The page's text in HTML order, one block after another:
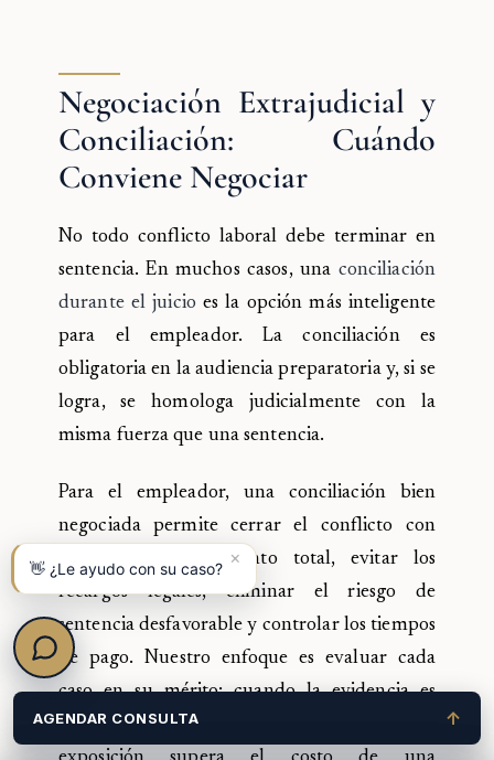
Negociación Extrajudicial y
Conciliación: Cuándo
Conviene Negociar
No todo conflicto laboral debe terminar en
sentencia. En muchos casos, una conciliación
durante el juicio es la opción más inteligente
para el empleador. La conciliación es
obligatoria en la audiencia preparatoria y, si se
logra, se homologa judicialmente con la
misma fuerza que una sentencia.
Para el empleador, una conciliación bien
negociada permite cerrar el conflicto con
certeza sobre el monto total, evitar los
recargos legales, eliminar el riesgo de
sentencia desfavorable y controlar los tiempos
de pago. Nuestro enfoque es evaluar cada
caso en su mérito: cuando la evidencia es
sólida, recomendamos litigar; cuando la
×
👋 ¿Le ayudo con su caso?
AGENDAR CONSULTA ↑